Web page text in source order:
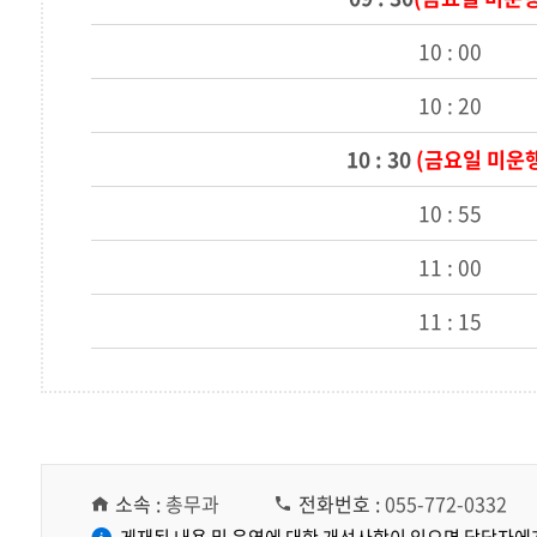
10 : 00
10 : 20
10 : 30(금요일 미운
10 : 55
11 : 00
11 : 15
소속 :총무과 전화번호 :055-772-0332